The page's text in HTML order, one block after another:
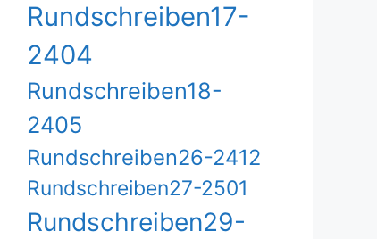
Rundschreiben17-
2404
Rundschreiben18-
2405
Rundschreiben26-2412
Rundschreiben27-2501
Rundschreiben29-